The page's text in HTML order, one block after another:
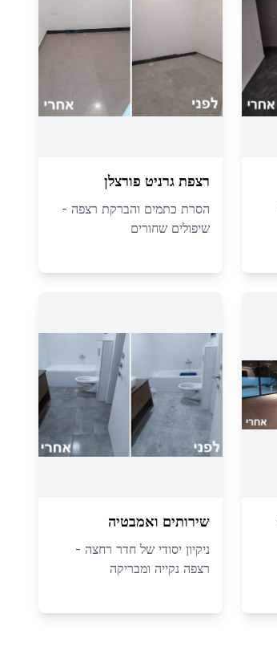
רצפת גרניט פורצלן
הסרת כתמים והברקת רצפה -
שיפולים שחורים
שירותים ואמבטיה
ניקיון יסודי של חדר רחצה -
רצפה נקייה ומבריקה